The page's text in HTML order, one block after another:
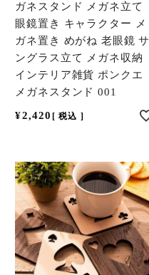
ガネスタンド メガネ立て
眼鏡置き キャラクター メ
ガネ置き めがね 老眼鏡 サ
ングラス立て メガネ収納
インテリア雑貨 ポンクエ
メガネスタンド 001
¥2,420 税込